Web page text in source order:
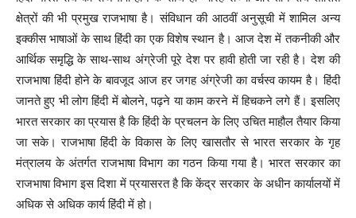
क्षेत्रों की भी प्रमुख राजभाषा है। संविधान की आठवीं अनुसूची में शामिल अन्य
इक्कीस भाषाओं के साथ हिंदी का एक विशेष स्थान है। आज देश में तकनीकी और
आर्थिक समृद्धि के साथ-साथ अंग्रेजी पूरे देश पर हावी होती जा रही है। देश की
राजभाषा हिंदी होने के बावजूद आज हर जगह अंग्रेजी का वर्चस्व कायम है। हिंदी
जानते हुए भी लोग हिंदी में बोलने, पढ़ने या काम करने में हिचकने लगे हैं। इसलिए
भारत सरकार का प्रयास है कि हिंदी के प्रचलन के लिए उचित माहौल तैयार किया
जा सके। राजभाषा हिंदी के विकास के लिए खासतौर से भारत सरकार के गृह
मंत्रालय के अंतर्गत राजभाषा विभाग का गठन किया गया है। भारत सरकार का
राजभाषा विभाग इस दिशा में प्रयासरत है कि केंद्र सरकार के अधीन कार्यालयों में
अधिक से अधिक कार्य हिंदी में हो।